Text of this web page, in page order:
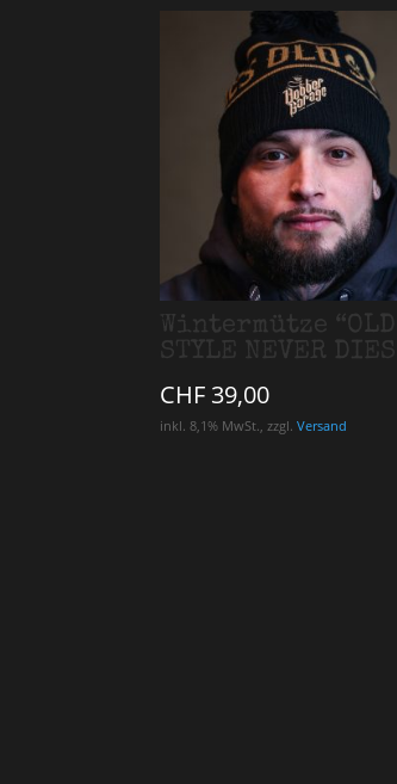
Wintermütze “OLD
STYLE NEVER DIES”
CHF 39,00
inkl. 8,1% MwSt., zzgl.Versand